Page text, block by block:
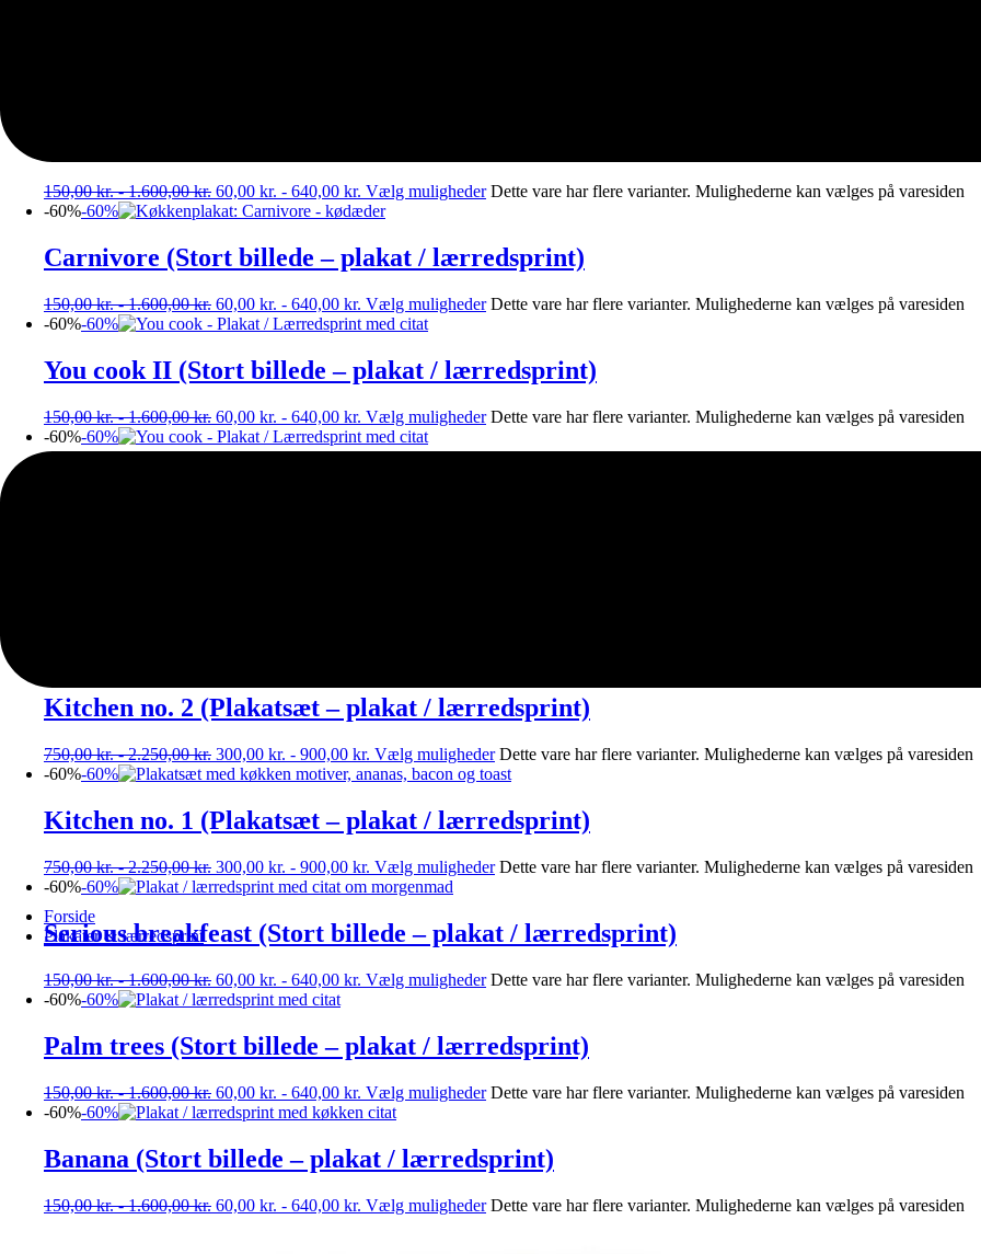
Forside
Plakater & lærredsprint
150,00kr.-1.600,00kr. 60,00 kr. - 640,00 kr. Vælg muligheder Dette vare har flere varianter. Mulighederne kan vælges på varesiden
-60%-60%
Carnivore (Stort billede – plakat / lærredsprint)
150,00kr.-1.600,00kr. 60,00 kr. - 640,00 kr. Vælg muligheder Dette vare har flere varianter. Mulighederne kan vælges på varesiden
-60%-60%
You cook II (Stort billede – plakat / lærredsprint)
150,00kr.-1.600,00kr. 60,00 kr. - 640,00 kr. Vælg muligheder Dette vare har flere varianter. Mulighederne kan vælges på varesiden
-60%-60%
Kitchen no. 2 (Plakatsæt – plakat / lærredsprint)
750,00kr.-2.250,00kr. 300,00 kr. - 900,00 kr. Vælg muligheder Dette vare har flere varianter. Mulighederne kan vælges på varesiden
-60%-60%
Kitchen no. 1 (Plakatsæt – plakat / lærredsprint)
750,00kr.-2.250,00kr. 300,00 kr. - 900,00 kr. Vælg muligheder Dette vare har flere varianter. Mulighederne kan vælges på varesiden
-60%-60%
Serious breakfeast (Stort billede – plakat / lærredsprint)
150,00kr.-1.600,00kr. 60,00 kr. - 640,00 kr. Vælg muligheder Dette vare har flere varianter. Mulighederne kan vælges på varesiden
-60%-60%
Palm trees (Stort billede – plakat / lærredsprint)
150,00kr.-1.600,00kr. 60,00 kr. - 640,00 kr. Vælg muligheder Dette vare har flere varianter. Mulighederne kan vælges på varesiden
-60%-60%
Banana (Stort billede – plakat / lærredsprint)
150,00kr.-1.600,00kr. 60,00 kr. - 640,00 kr. Vælg muligheder Dette vare har flere varianter. Mulighederne kan vælges på varesiden